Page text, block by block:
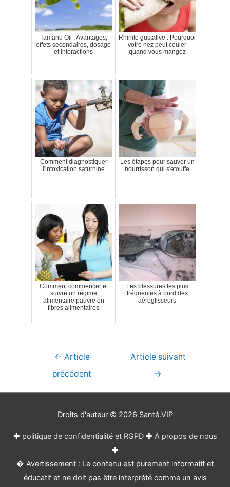
Tamanu Oil : Avantages,
effets secondaires, dosage
et interactions
Rhinite gustative : Pourquoi
votre nez peut couler
quand vous mangez
Comment diagnostiquer
l'intoxication saturnine
Les étapes pour sauver un
nourrisson qui s'étouffe
Comment commencer et
suivre un régime
alimentaire pauvre en
fibres alimentaires
Les blessures les plus
fréquentes à bord des
aéroglisseurs
Navigation
← Article
précédent
Article suivant
→
Droits d'auteur © 2026 Santé.VIP
✚ politique de confidentialité et RGPD✚ À propos de nous
✚
� Avertissement : Le contenu est purement informatif et
éducatif et ne doit pas être interprété comme un avis